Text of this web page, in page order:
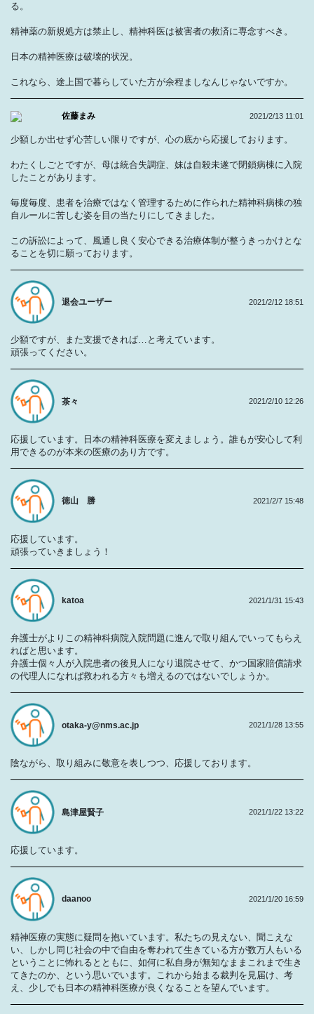
る。
精神薬の新規処方は禁止し、精神科医は被害者の救済に専念すべき。
日本の精神医療は破壊的状況。
これなら、途上国で暮らしていた方が余程ましなんじゃないですか。
佐藤まみ
少額しか出せず心苦しい限りですが、心の底から応援しております。
わたくしごとですが、母は統合失調症、妹は自殺未遂で閉鎖病棟に入院
したことがあります。
毎度毎度、患者を治療ではなく管理するために作られた精神科病棟の独
自ルールに苦しむ姿を目の当たりにしてきました。
この訴訟によって、風通し良く安心できる治療体制が整うきっかけとな
ることを切に願っております。
2021/2/13 11:01
退会ユーザー
少額ですが、また支援できれば…と考えています。
頑張ってください。
2021/2/12 18:51
茶々
応援しています。日本の精神科医療を変えましょう。誰もが安心して利
用できるのが本来の医療のあり方です。
2021/2/10 12:26
徳山 勝
応援しています。
頑張っていきましょう！
2021/2/7 15:48
katoa
弁護士がよりこの精神科病院入院問題に進んで取り組んでいってもらえ
ればと思います。
弁護士個々人が入院患者の後見人になり退院させて、かつ国家賠償請求
の代理人になれば救われる方々も増えるのではないでしょうか。
2021/1/31 15:43
otaka-y@nms.ac.jp
陰ながら、取り組みに敬意を表しつつ、応援しております。
2021/1/28 13:55
島津屋賢子
応援しています。
2021/1/22 13:22
daanoo
精神医療の実態に疑問を抱いています。私たちの見えない、聞こえな
い、しかし同じ社会の中で自由を奪われて生きている方が数万人もいる
ということに怖れるとともに、如何に私自身が無知なままこれまで生き
てきたのか、という思いでいます。これから始まる裁判を見届け、考
え、少しでも日本の精神科医療が良くなることを望んでいます。
2021/1/20 16:59